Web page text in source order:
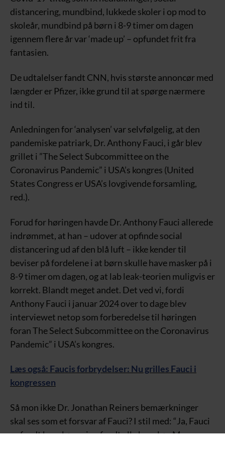
distancering, mundbind, lukkede skoler i op mod to
skoleår, mundbind på børn i 8-9 timer om dagen
igennem flere år var ‘made up’ – opfundet frit fra
fantasien.
De udtalelser fandt CNN, hvis største annoncør med
længder er Pfizer, ikke grund til at spørge nærmere
ind til.
Anledningen for ‘analysen’ var selvfølgelig, at den
pandemiske patriark, Dr. Anthony Fauci, i går blev
grillet i ”The Select Subcommittee on the
Coronavirus Pandemic” i USA’s kongres (United
States Congress er USA’s lovgivende forsamling,
red.).
Forud for høringen havde Dr. Anthony Fauci allerede
indrømmet, at han – udover at opfinde social
distancering ud af den blå luft – ikke kender til
beviser på fordelene i at børn skulle have masker på i
8-9 timer om dagen, og at lab leak-teorien muligvis er
korrekt. Blandt meget andet. Det ved vi, fordi
Anthony Fauci i januar 2024 over to dage blev
interviewet netop som forberedelse til høringen
foran The Select Subcommittee on the Coronavirus
Pandemic” i USA’s kongres.
Læs også: Faucis forbrydelser: Nu grilles Fauci i
kongressen
Så mon ikke Dr. Jonathan Reiners bemærkninger
skal ses som et forsvar af Fauci? I stil med: “Ja, Fauci
opfandt bare løs – vi opfandt alle bare løs. Men vores